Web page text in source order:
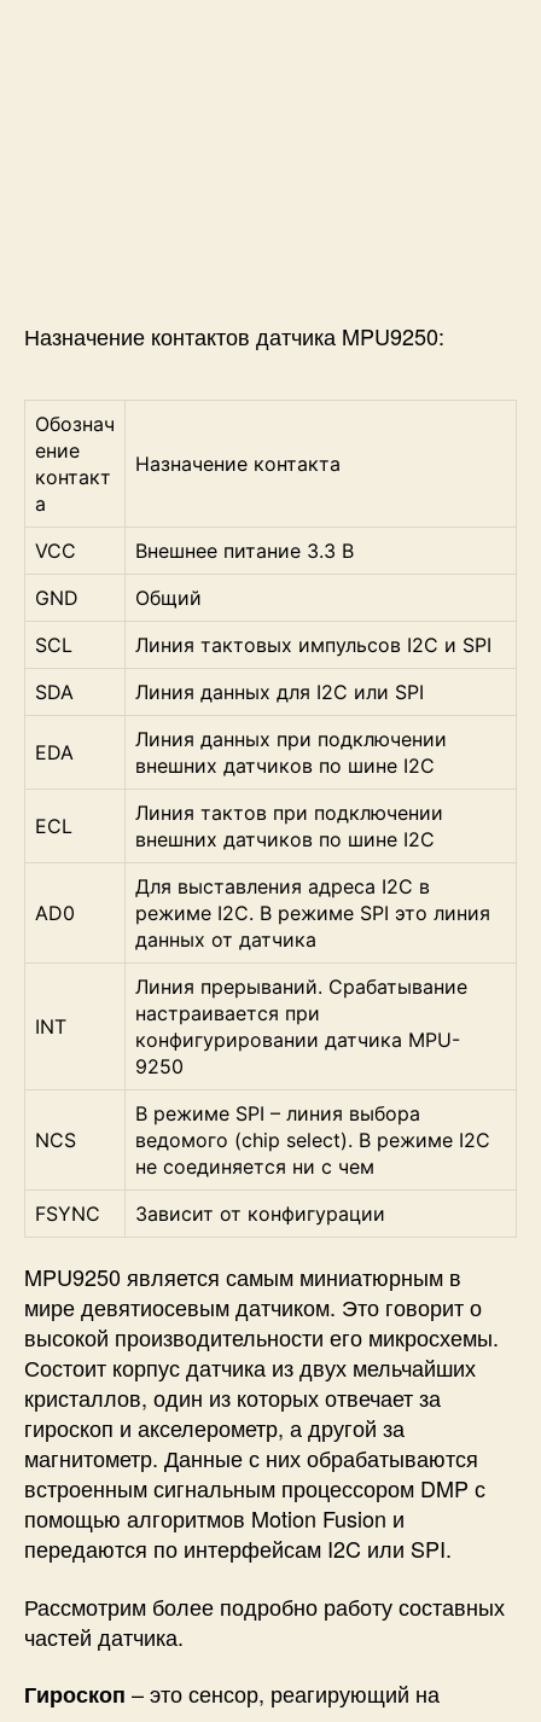
Назначение контактов датчика MPU9250:
Обознач
ение
контакт
а
Назначение контакта
VCC
Внешнее питание 3.3 В
GND
Общий
SCL
Линия тактовых импульсов I2C и SPI
SDA
Линия данных для I2C или SPI
EDA
Линия данных при подключении
внешних датчиков по шине I2C
ECL
Линия тактов при подключении
внешних датчиков по шине I2C
AD0
Для выставления адреса I2C в
режиме I2C. В режиме SPI это линия
данных от датчика
INT
Линия прерываний. Срабатывание
настраивается при
конфигурировании датчика MPU-
9250
NCS
В режиме SPI – линия выбора
ведомого (chip select). В режиме I2C
не соединяется ни с чем
FSYNC
Зависит от конфигурации
MPU9250 является самым миниатюрным в
мире девятиосевым датчиком. Это говорит о
высокой производительности его микросхемы.
Состоит корпус датчика из двух мельчайших
кристаллов, один из которых отвечает за
гироскоп и акселерометр, а другой за
магнитометр. Данные с них обрабатываются
встроенным сигнальным процессором DMP с
помощью алгоритмов Motion Fusion и
передаются по интерфейсам I2C или SPI.
Рассмотрим более подробно работу составных
частей датчика.
Гироскоп – это сенсор, реагирующий на